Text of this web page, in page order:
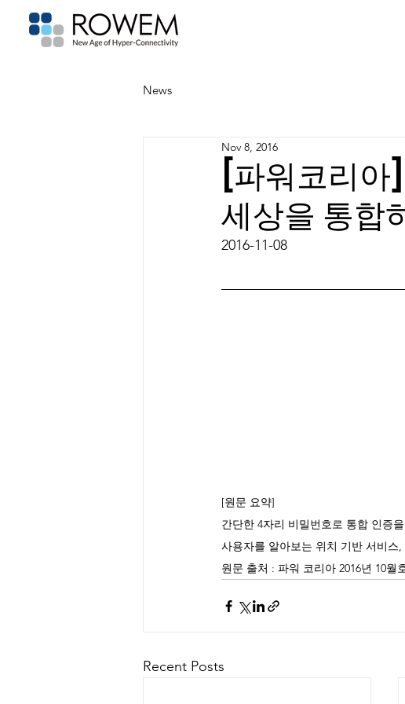
News
[파워코리아
세상을 통합
Nov 8, 2016
2016-11-08
[원문 요약]
간단한 4자리 비밀번호로 통합 인증
사용자를 알아보는 위치 기반 서비
원문 출처 : 파워 코리아 2016년 10월
Recent Posts